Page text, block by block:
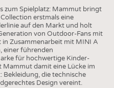
TERMINE
BRANCHENTERMINE
zum Spielplatz: Mammut bringt
erstmals eine
auf den Markt und holt
von Outdoor-Fans mit
in Zusammenarbeit mit MINI A
einer führenden
für hochwertige Kinder-
Mammut damit eine Lücke im
Bekleidung, die technische
Design vereint.